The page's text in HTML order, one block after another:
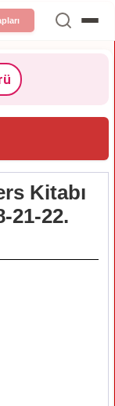
Kitabı
21-22.